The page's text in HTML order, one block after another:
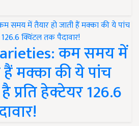
कम समय में
हैं मक्का की ये पांच
प्रति हेक्टेयर 126.6